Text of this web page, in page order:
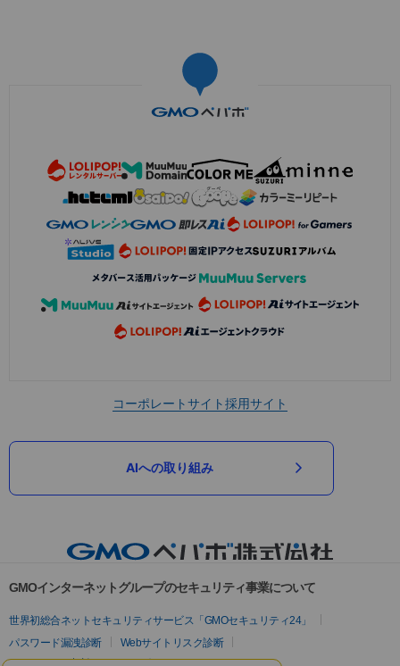
コーポレートサイト採用サイト
AIへの取り組み
GMOインターネットグループのセキュリティ事業について
世界初総合ネットセキュリティサービス「GMOセキュリティ24」
パスワード漏洩診断
Webサイトリスク診断
セキュリティ相談AIチャットボット